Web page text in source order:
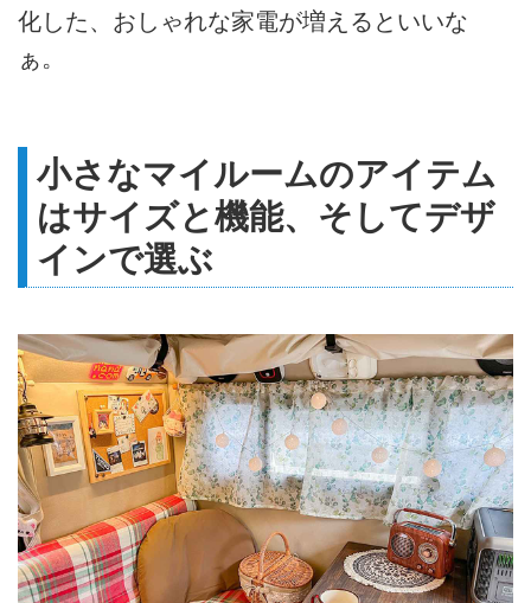
化した、おしゃれな家電が増えるといいな
ぁ。
小さなマイルームのアイテム
はサイズと機能、そしてデザ
インで選ぶ